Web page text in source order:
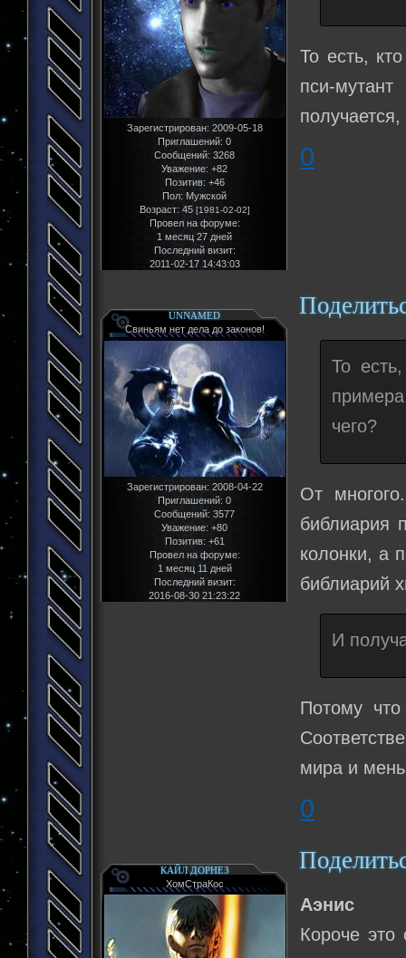
Зарегистрирован: 2009-05-18
Приглашений: 0
Сообщений: 3268
Уважение: +82
Позитив: +46
Пол:Мужской
Возраст: 45 [1981-02-02]
Провел на форуме:
1 месяц 27 дней
Последний визит:
2011-02-17 14:43:03
То есть,
пси-
0
UNNAMED
Свиньям нет дела до законов!
Зарегистрирован: 2008-04-22
Приглашений: 0
Сообщений: 3577
Уважение: +80
Позитив: +61
Провел на форуме:
1 месяц 11 дней
Последний визит:
2016-08-30 21:23:22
То
чего?
От
библиария
колонки, а
библиарий
И
Потому
мира и
0
КАЙЛ ДОРНЕЗ
ХомСтраКос
Аэнис
Короче это